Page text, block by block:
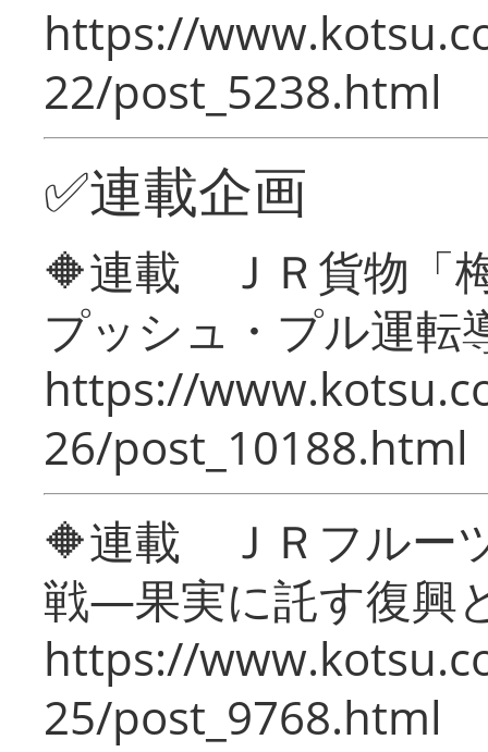
https://
22/post_5238.html
✅連載企画
🔶連載 ＪＲ貨物「
プッシュ・プル運転
https://
26/post_10188.html
🔶連載 ＪＲフルー
戦―果実に託す復興
https://
25/post_9768.html